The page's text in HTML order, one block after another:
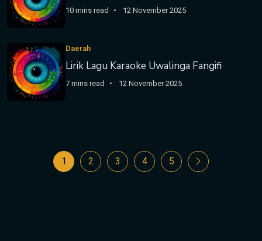
10 mins read 12 November 2025
Daerah
Lirik Lagu Karaoke Uwalinga Fangifi
7 mins read 12 November 2025
1 2 3 4 5